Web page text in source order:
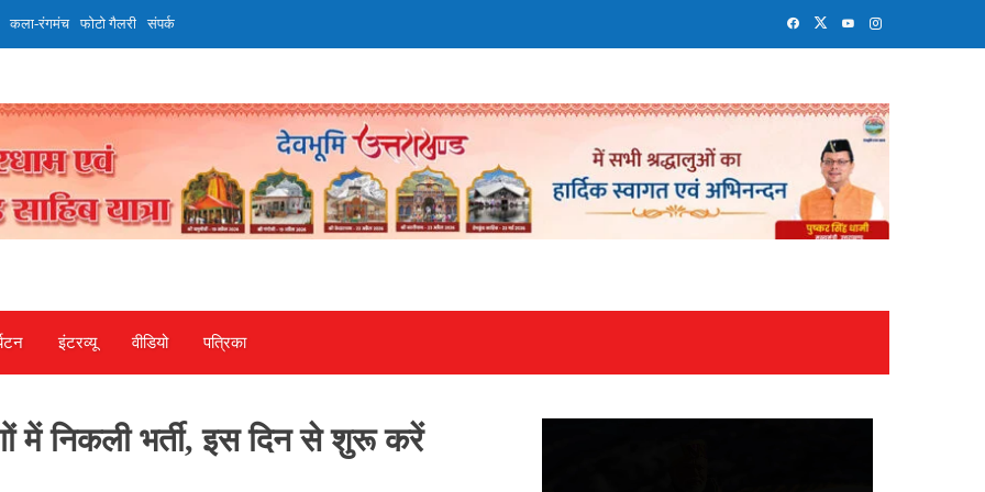
कला-रंगमंच फोटो गैलरी संपर्क
इंटरव्‍यू वीडियो पत्रिका
में निकली भर्ती, इस दिन से शुरू करें